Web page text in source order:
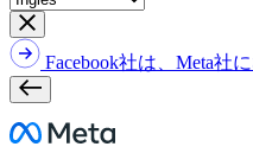
Facebook社は、Meta社
Meta